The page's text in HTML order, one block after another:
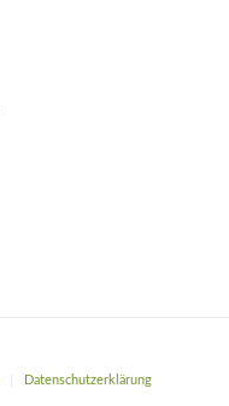
Datenschutzerklärung